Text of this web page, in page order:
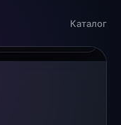
Каталог